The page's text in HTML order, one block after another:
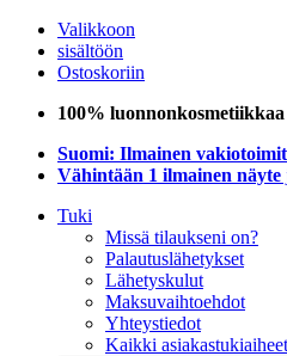
Valikkoon
sisältöön
Ostoskoriin
100% luonnonkosmetiikkaa
Suomi: Ilmainen
Vähintään 1 ilmainen näyte
Tuki
Missä tilaukseni on?
Palautuslähetykset
Lähetyskulut
Maksuvaihtoehdot
Yhteystiedot
Kaikki asiakastukiaiheet